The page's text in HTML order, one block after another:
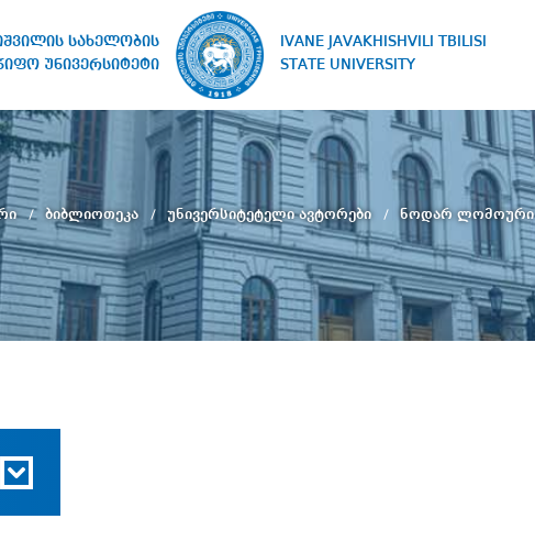
სახელობის
უნივერსიტეტი
IVANE JAVAKHISHVILI TBILISI
STATE UNIVERSITY
ბიბლიოთეკა უნივერსიტეტელი ავტორები ნოდარ ლომოური